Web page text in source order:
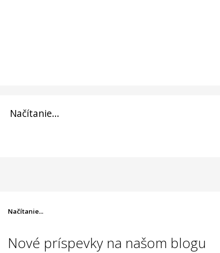
Načítanie...
Načítanie...
Nové príspevky na našom blogu